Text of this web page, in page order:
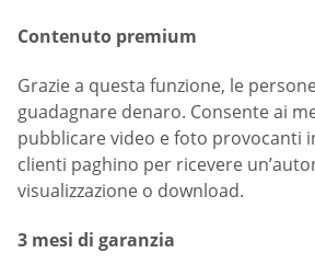
Contenuto premium
Grazie a questa funzione, le
guadagnare denaro. Consente ai
pubblicare video e foto provocanti
clienti paghino per ricevere
visualizzazione o download.
3 mesi di garanzia